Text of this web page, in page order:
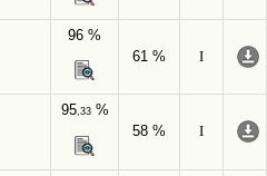
96 %
61 %
I
95,33%
58 %
I